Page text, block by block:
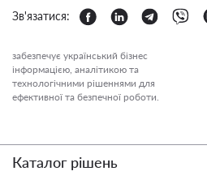
Зв'язатися:
забезпечує український бізнес
інформацією, аналітикою та
технологічними рішеннями для
ефективної та безпечної роботи.
Каталог рішень